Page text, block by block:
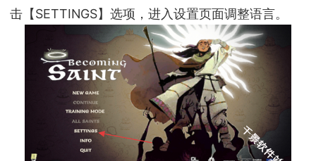
击【SETTINGS】选项，进入设置页面调整语言。